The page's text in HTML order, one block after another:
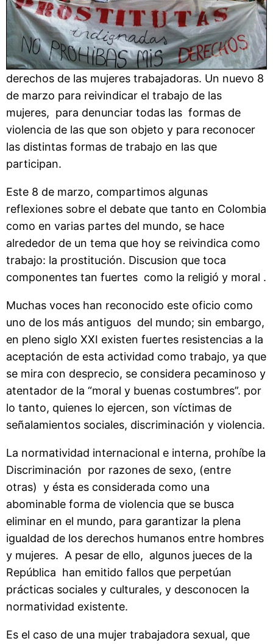
derechos de las mujeres trabajadoras. Un nuevo 8
de marzo para reivindicar el trabajo de las
mujeres, para denunciar todas las formas de
violencia de las que son objeto y para reconocer
las distintas formas de trabajo en las que
participan.
Este 8 de marzo, compartimos algunas
reflexiones sobre el debate que tanto en Colombia
como en varias partes del mundo, se hace
alrededor de un tema que hoy se reivindica como
trabajo: la prostitución. Discusion que toca
componentes tan fuertes como la religió y moral .
Muchas voces han reconocido este oficio como
uno de los más antiguos del mundo; sin embargo,
en pleno siglo XXI existen fuertes resistencias a la
aceptación de esta actividad como trabajo, ya que
se mira con desprecio, se considera pecaminoso y
atentador de la “moral y buenas costumbres”. por
lo tanto, quienes lo ejercen, son víctimas de
señalamientos sociales, discriminación y violencia.
La normatividad internacional e interna, prohíbe la
Discriminación por razones de sexo, (entre
otras) y ésta es considerada como una
abominable forma de violencia que se busca
eliminar en el mundo, para garantizar la plena
igualdad de los derechos humanos entre hombres
y mujeres. A pesar de ello, algunos jueces de la
República han emitido fallos que perpetúan
prácticas sociales y culturales, y desconocen la
normatividad existente.
Es el caso de una mujer trabajadora sexual, que